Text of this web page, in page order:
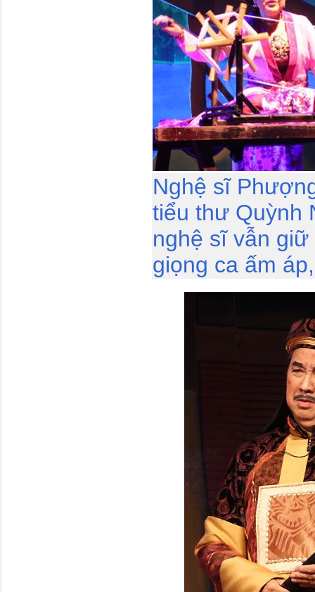
Nghệ sĩ
tiểu thư Quỳnh
nghệ sĩ vẫn
giọng ca ấm